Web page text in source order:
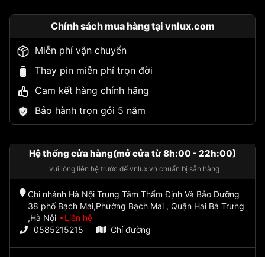
Chính sách mua hàng tại vnlux.com
Miễn phí vận chuyển
Thay pin miễn phí trọn đời
Cam kết hàng chính hãng
Bảo hành trọn gói 5 năm
Hệ thống cửa hàng(mở cửa từ 8h:00 - 22h:00)
vui lòng liên hệ trước để vnlux.vn chuẩn bị sẵn hàng
Chi nhánh Hà Nội Trung Tâm Thẩm Định Và Bảo Dưỡng
38 phố Bạch Mai,Phường Bạch Mai , Quận Hai Bà Trưng
,Hà Nội
Liên hệ
0585215215
Chỉ đường